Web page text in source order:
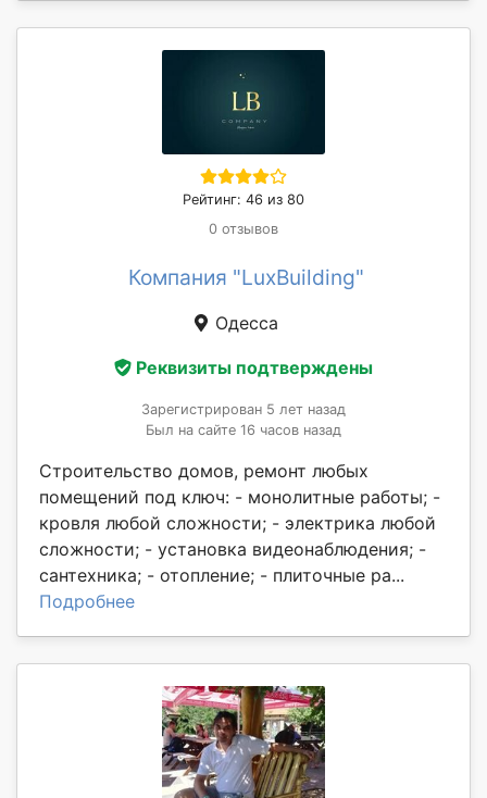
Рейтинг: 46 из 80
0 отзывов
Компания "LuxBuilding"
Одесса
Реквизиты подтверждены
Зарегистрирован 5 лет назад
Был на сайте 16 часов назад
Строительство домов, ремонт любых
помещений под ключ: - монолитные работы; -
кровля любой сложности; - электрика любой
сложности; - установка видеонаблюдения; -
сантехника; - отопление; - плиточные ра...
Подробнее